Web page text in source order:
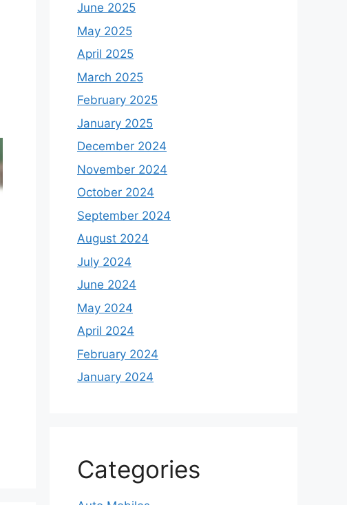
June 2025
May 2025
April 2025
March 2025
February 2025
January 2025
December 2024
November 2024
October 2024
September 2024
August 2024
July 2024
June 2024
May 2024
April 2024
February 2024
January 2024
Categories